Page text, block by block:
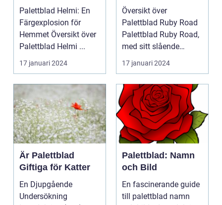
Palettblad Helmi: En
Färgexplosion för
Hemmet Översikt över
Palettblad Helmi ...
17 januari 2024
Favorit för Hem
Översikt över
Palettblad Ruby Road
Palettblad Ruby Road,
med sitt slående
utseende och
färgsprakan...
17 januari 2024
Är Palettblad
Giftiga för Katter
En Djupgående
Undersökning
Palettblad: Namn
och Bild
En fascinerande guide
till palettblad namn